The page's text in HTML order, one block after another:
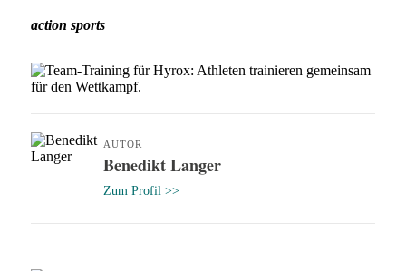
action sports
AUTOR
Benedikt Langer
Zum Profil >>